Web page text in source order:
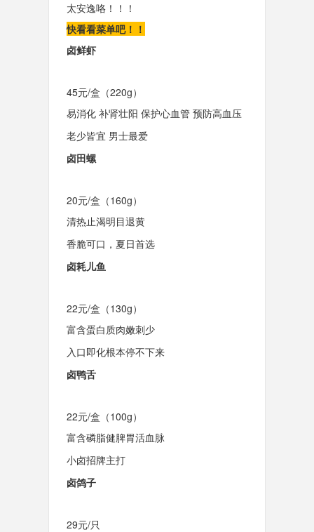
太安逸咯！！！
快看看菜单吧！！
卤鲜虾
45元/盒（220g）
易消化 补肾壮阳 保护心血管 预防高血压
老少皆宜 男士最爱
卤田螺
20元/盒（160g）
清热止渴明目退黄
香脆可口，夏日首选
卤耗儿鱼
22元/盒（130g）
富含蛋白质肉嫩刺少
入口即化根本停不下来
卤鸭舌
22元/盒（100g）
富含磷脂健脾胃活血脉
小卤招牌主打
卤鸽子
29元/只